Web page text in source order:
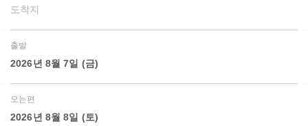
도착지
출발
2026년 8월 7일 (금)
오는편
2026년 8월 8일 (토)